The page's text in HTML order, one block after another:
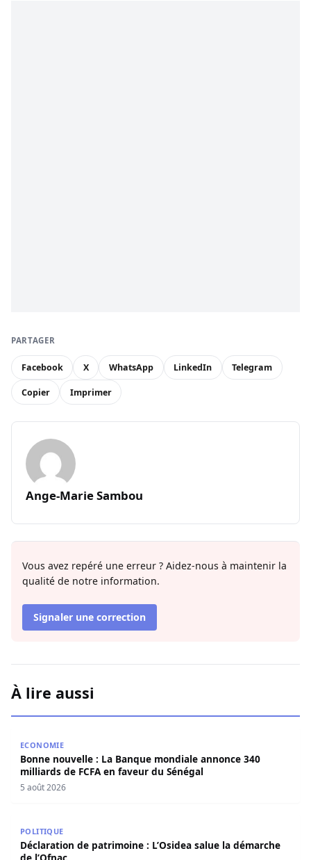
PARTAGER
Facebook X WhatsApp LinkedIn Telegram
Copier Imprimer
Ange-Marie Sambou
Vous avez repéré une erreur ? Aidez-nous à maintenir la
qualité de notre information.
Signaler une correction
À lire aussi
ECONOMIE
Bonne nouvelle : La Banque mondiale annonce 340
milliards de FCFA en faveur du Sénégal
5 août 2026
POLITIQUE
Déclaration de patrimoine : L’Osidea salue la démarche